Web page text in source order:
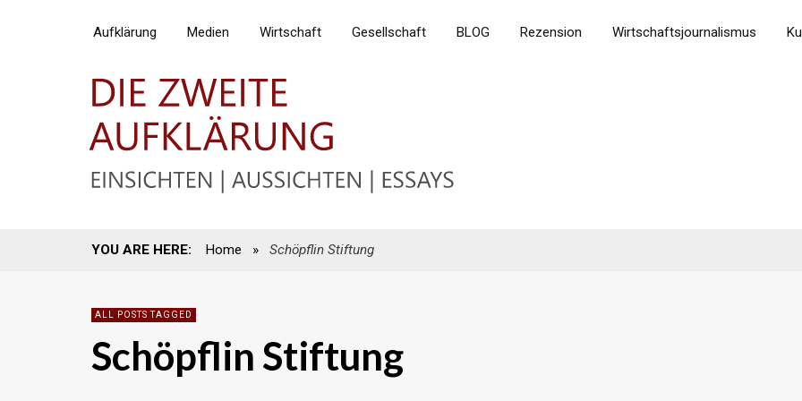
Aufklärung Medien Wirtschaft Gesellschaft BLOG Rezension Wirtschaftsjournalismus
YOU ARE HERE: Home » Schöpflin Stiftung
ALL POSTS TAGGED
Schöpflin Stiftung